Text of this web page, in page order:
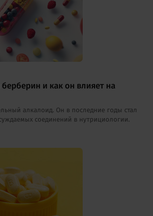
и как он влияет на
алкалоид. Он в последние годы стал
соединений в нутрициологии.